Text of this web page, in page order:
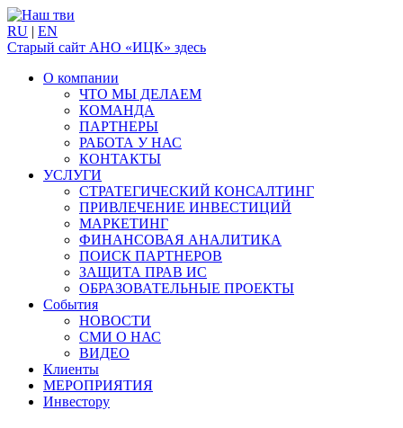
RU | EN
Старый сайт АНО «ИЦК» здесь
О компании
ЧТО МЫ ДЕЛАЕМ
КОМАНДА
ПАРТНЕРЫ
РАБОТА У НАС
КОНТАКТЫ
УСЛУГИ
СТРАТЕГИЧЕСКИЙ КОНСАЛТИНГ
ПРИВЛЕЧЕНИЕ ИНВЕСТИЦИЙ
МАРКЕТИНГ
ФИНАНСОВАЯ АНАЛИТИКА
ПОИСК ПАРТНЕРОВ
ЗАЩИТА ПРАВ ИС
ОБРАЗОВАТЕЛЬНЫЕ ПРОЕКТЫ
События
НОВОСТИ
СМИ О НАС
ВИДЕО
Клиенты
МЕРОПРИЯТИЯ
Инвестору